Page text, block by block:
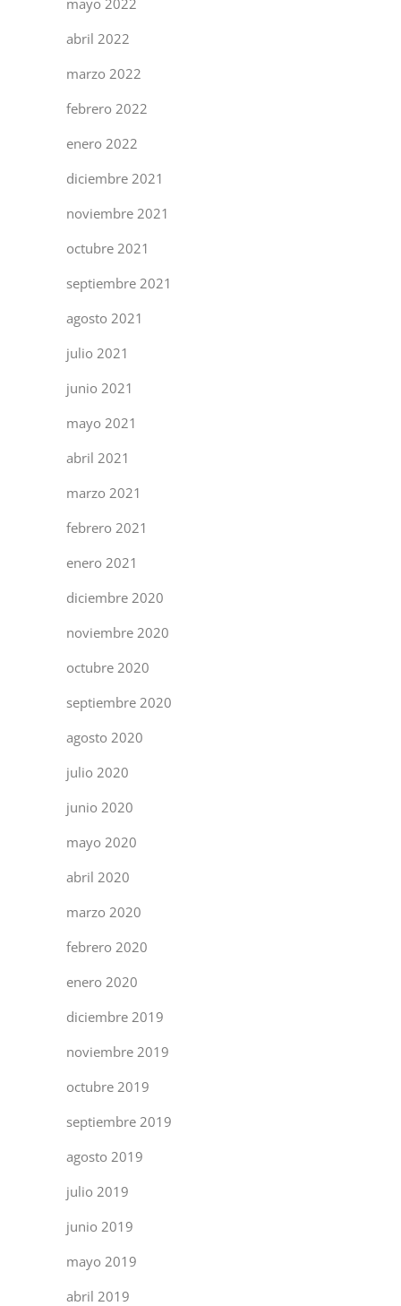
mayo 2022
abril 2022
marzo 2022
febrero 2022
enero 2022
diciembre 2021
noviembre 2021
octubre 2021
septiembre 2021
agosto 2021
julio 2021
junio 2021
mayo 2021
abril 2021
marzo 2021
febrero 2021
enero 2021
diciembre 2020
noviembre 2020
octubre 2020
septiembre 2020
agosto 2020
julio 2020
junio 2020
mayo 2020
abril 2020
marzo 2020
febrero 2020
enero 2020
diciembre 2019
noviembre 2019
octubre 2019
septiembre 2019
agosto 2019
julio 2019
junio 2019
mayo 2019
abril 2019